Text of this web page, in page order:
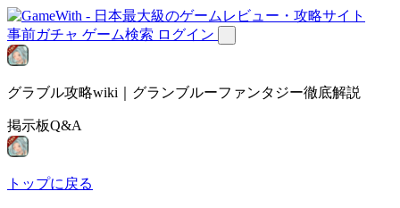
事前ガチャ ゲーム検索 ログイン
グラブル攻略wiki｜グランブルーファンタジー徹底解説
掲示板Q&A
トップに戻る